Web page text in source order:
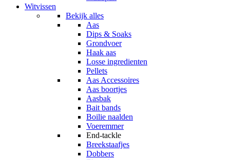
Witvissen
Bekijk alles
Aas
Dips & Soaks
Grondvoer
Haak aas
Losse ingredienten
Pellets
Aas Accessoires
Aas boortjes
Aasbak
Bait bands
Boilie naalden
Voeremmer
End-tackle
Breekstaafjes
Dobbers